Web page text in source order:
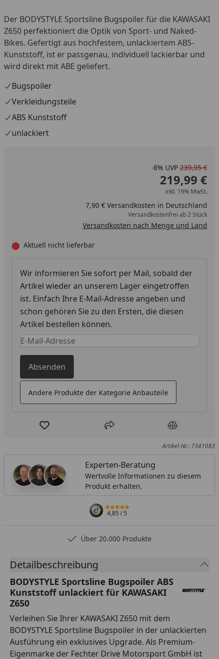
Der BODYSTYLE Sportsline Bugspoiler für die KAWASAKI
Z650 perfektioniert die Optik von Sport- und Naked-
Bikes. Gefertigt aus hochfestem, unlackiertem ABS-
Kunststoff, ist er passgenau, individuell lackierbar und
wird direkt mit ABE geliefert.
Bugspoiler
Verkleidungsteile
ABS Kunststoff
unlackiert
-8% UVP 239,95 €
219,99 €
inkl. 19% MwSt.
7,90 € Versandkosten in Deutschland
Versandkostenfrei ab 2 Stück
Versandkosten nach Menge und Land
Aktuell nicht lieferbar
Wir informieren Sie sofort per Mail, sobald der
Artikel wieder an unserem Lager eingetroffen
ist. Einfach Ihre E-Mail-Adresse angeben und
schon gehören Sie zu den Ersten, die diesen
Artikel bestellen können.
Keine Eingabe erforderlich
Eingabe erforderlich
Absenden
Andere Produkte der Kategorie Anbauteile
Produkt zur Wunschliste hinzufügen
Teilen Produkt
Artikel-Nr.: 7341083
Experten-Beratung
Wertvolle Informationen zu diesem
Produkt erhalten.
4,85/ 5
Über 20.000 Produkte
Detailbeschreibung
BODYSTYLE Sportsline Bugspoiler ABS
Kunststoff unlackiert für KAWASAKI
Z650
Verleihen Sie Ihrer KAWASAKI Z650 mit dem
BODYSTYLE Sportsline Bugspoiler in der unlackierten
Ausführung ein exklusives Upgrade. Als Premium-
Eigenmarke der Fechter Drive Motorsport GmbH ist